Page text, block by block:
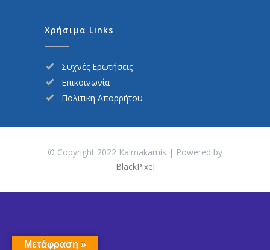
Χρήσιμα Links
Συχνές Ερωτήσεις
Επικοινωνία
Πολιτική Απορρήτου
© Copyright 2022 Kaimakamis | Powered by
BlackPixel
Μετάφραση »